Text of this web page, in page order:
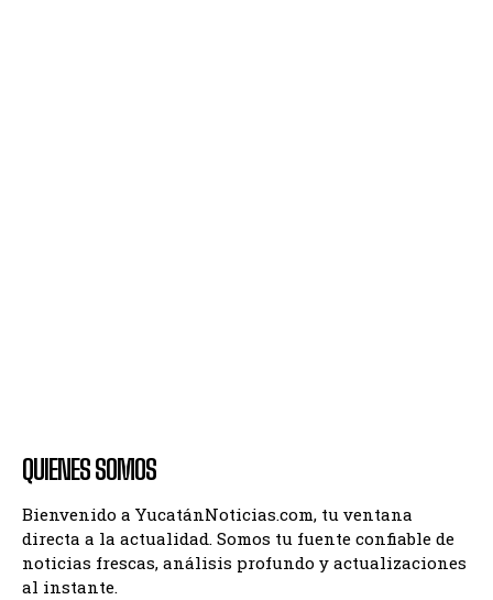
QUIENES SOMOS
Bienvenido a YucatánNoticias.com, tu ventana
directa a la actualidad. Somos tu fuente confiable de
noticias frescas, análisis profundo y actualizaciones
al instante.